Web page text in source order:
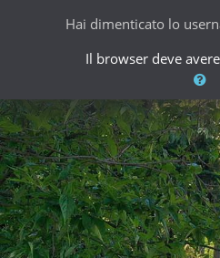
Hai dimenticato lo
Il browser deve